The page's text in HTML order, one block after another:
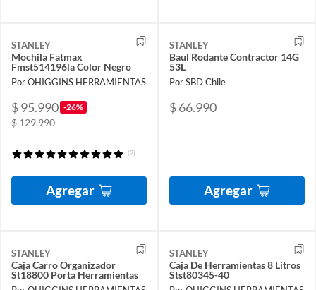
STANLEY
Mochila Fatmax
Fmst514196la Color Negro
Por OHIGGINS HERRAMIENTAS
$ 95.990 -26%
$ 129.990
(2)
Agregar
STANLEY
Baul Rodante Contractor 14G
53L
Por SBD Chile
$ 66.990
Agregar
STANLEY
Caja Carro Organizador
St18800 Porta Herramientas
STANLEY
Caja De Herramientas 8 Litros
Stst80345-40